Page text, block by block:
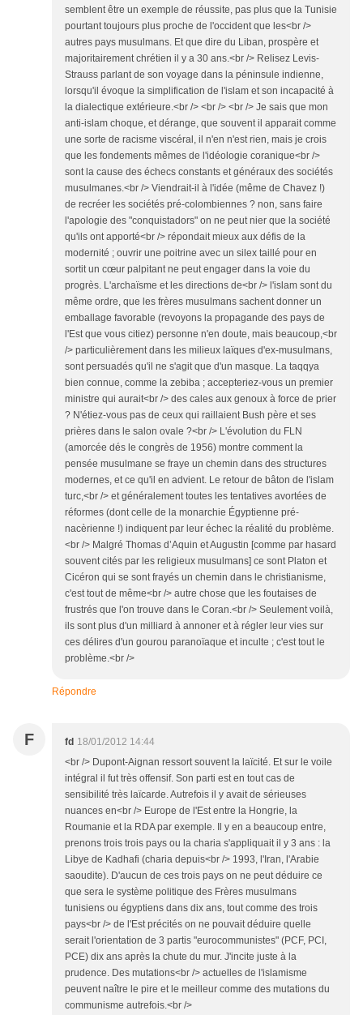
semblent être un exemple de réussite, pas plus que la Tunisie
pourtant toujours plus proche de l'occident que les<br />
autres pays musulmans. Et que dire du Liban, prospère et
majoritairement chrétien il y a 30 ans.<br /> Relisez Levis-
Strauss parlant de son voyage dans la péninsule indienne,
lorsqu'il évoque la simplification de l'islam et son incapacité à
la dialectique extérieure.<br /> <br /> <br /> Je sais que mon
anti-islam choque, et dérange, que souvent il apparait comme
une sorte de racisme viscéral, il n'en n'est rien, mais je crois
que les fondements mêmes de l'idéologie coranique<br />
sont la cause des échecs constants et généraux des sociétés
musulmanes.<br /> Viendrait-il à l'idée (même de Chavez !)
de recréer les sociétés pré-colombiennes ? non, sans faire
l'apologie des "conquistadors" on ne peut nier que la société
qu'ils ont apporté<br /> répondait mieux aux défis de la
modernité ; ouvrir une poitrine avec un silex taillé pour en
sortit un cœur palpitant ne peut engager dans la voie du
progrès. L'archaïsme et les directions de<br /> l'islam sont du
même ordre, que les frères musulmans sachent donner un
emballage favorable (revoyons la propagande des pays de
l'Est que vous citiez) personne n'en doute, mais beaucoup,<br
/> particulièrement dans les milieux laïques d'ex-musulmans,
sont persuadés qu'il ne s'agit que d'un masque. La taqqya
bien connue, comme la zebiba ; accepteriez-vous un premier
ministre qui aurait<br /> des cales aux genoux à force de prier
? N'étiez-vous pas de ceux qui raillaient Bush père et ses
prières dans le salon ovale ?<br /> L'évolution du FLN
(amorcée dés le congrès de 1956) montre comment la
pensée musulmane se fraye un chemin dans des structures
modernes, et ce qu'il en advient. Le retour de bâton de l'islam
turc,<br /> et généralement toutes les tentatives avortées de
réformes (dont celle de la monarchie Égyptienne pré-
nacèrienne !) indiquent par leur échec la réalité du problème.
<br /> Malgré Thomas d’Aquin et Augustin [comme par hasard
souvent cités par les religieux musulmans] ce sont Platon et
Cicéron qui se sont frayés un chemin dans le christianisme,
c'est tout de même<br /> autre chose que les foutaises de
frustrés que l'on trouve dans le Coran.<br /> Seulement voilà,
ils sont plus d'un milliard à annoner et à régler leur vies sur
ces délires d'un gourou paranoïaque et inculte ; c'est tout le
problème.<br />
Répondre
F fd 18/01/2012 14:44
<br /> Dupont-Aignan ressort souvent la laïcité. Et sur le voile
intégral il fut très offensif. Son parti est en tout cas de
sensibilité très laïcarde. Autrefois il y avait de sérieuses
nuances en<br /> Europe de l'Est entre la Hongrie, la
Roumanie et la RDA par exemple. Il y en a beaucoup entre,
prenons trois trois pays ou la charia s'appliquait il y 3 ans : la
Libye de Kadhafi (charia depuis<br /> 1993, l'Iran, l'Arabie
saoudite). D'aucun de ces trois pays on ne peut déduire ce
que sera le système politique des Frères musulmans
tunisiens ou égyptiens dans dix ans, tout comme des trois
pays<br /> de l'Est précités on ne pouvait déduire quelle
serait l'orientation de 3 partis "eurocommunistes" (PCF, PCI,
PCE) dix ans après la chute du mur. J'incite juste à la
prudence. Des mutations<br /> actuelles de l'islamisme
peuvent naître le pire et le meilleur comme des mutations du
communisme autrefois.<br />